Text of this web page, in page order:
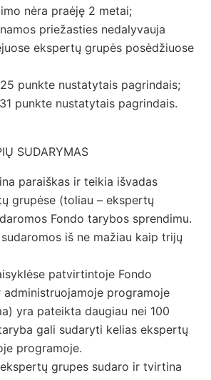
nėra praėję 2 metai;
priežasties nedalyvauja
ekspertų grupės posėdžiuose
punkte nustatytais pagrindais;
punkte nustatytais pagrindais.
SUDARYMAS
paraiškas ir teikia išvadas
grupėse (toliau – ekspertų
Fondo tarybos sprendimu.
iš ne mažiau kaip trijų
patvirtintoje Fondo
administruojamoje programoje
yra pateikta daugiau nei 100
gali sudaryti kelias ekspertų
programoje.
grupes sudaro ir tvirtina